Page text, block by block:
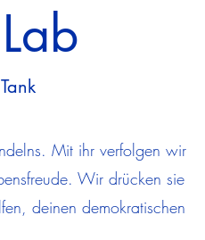
Mit ihr verfolgen wir
Wir drücken sie
deinen demokratischen